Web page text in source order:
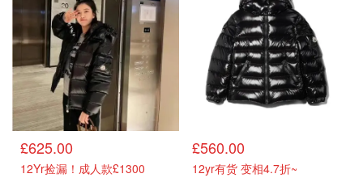
£625.00
12Yr捡漏！成人款£1300
£560.00
12yr有货 变相4.7折~